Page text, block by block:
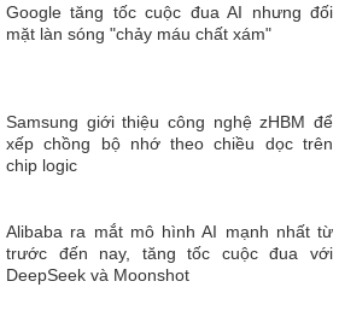
Google tăng tốc cuộc đua AI nhưng đối
mặt làn sóng "chảy máu chất xám"
Samsung giới thiệu công nghệ zHBM để
xếp chồng bộ nhớ theo chiều dọc trên
chip logic
Alibaba ra mắt mô hình AI mạnh nhất từ
trước đến nay, tăng tốc cuộc đua với
DeepSeek và Moonshot